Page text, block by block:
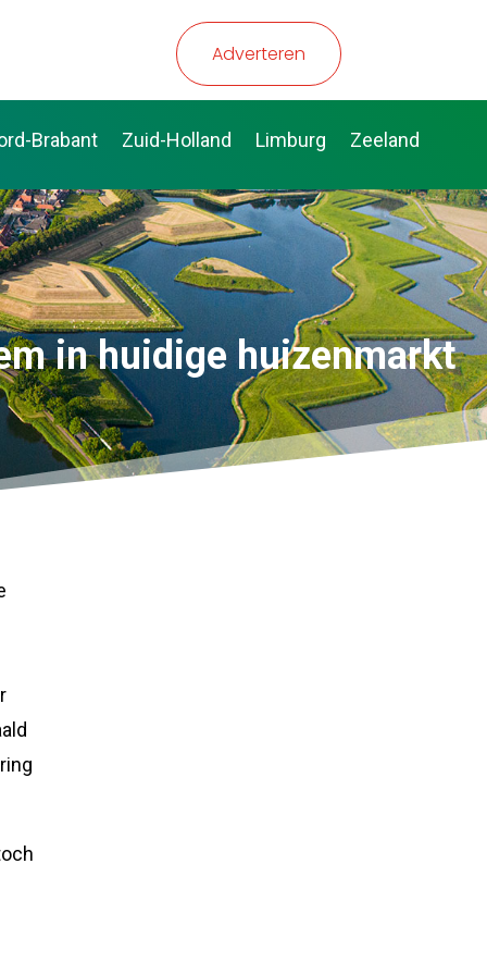
Adverteren
Brabant Zuid-Holland Limburg Zeeland
in huidige huizenmarkt